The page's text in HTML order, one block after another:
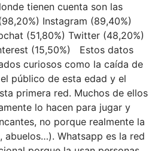
tienen cuenta son las
Instagram (89,40%)
(51,80%) Twitter (48,20%)
(15,50%) Estos datos
curiosos como la caída de
público de esta edad y el
primera red. Muchos de ellos
lo hacen para jugar y
no porque realmente la
abuelos…). Whatsapp es la red